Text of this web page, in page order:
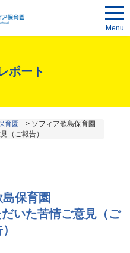
Menu
ポート
育園 > ソフィア歌島保育園
（ご報告）
保育園
いた苦情ご意見（ご